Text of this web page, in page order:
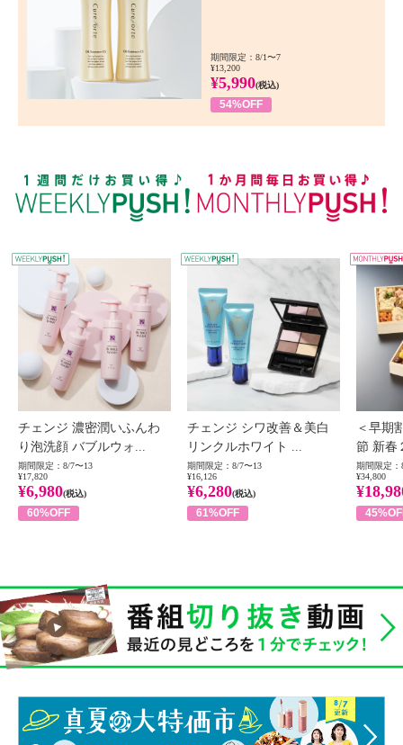
期間限定：8/1〜7
¥13,200
¥5,990(税込)
54%OFF
WEEKLY PUSH
チェンジ 濃密潤いふんわ
り泡洗顔 バブルウォ...
期間限定：8/7〜13
¥17,820
¥6,980(税込)
60%OFF
チェンジ シワ改善＆美白
リンクルホワイト ...
期間限定：8/7〜13
¥16,126
¥6,280(税込)
61%OFF
＜早期
節 新春
期間限定：
¥34,800